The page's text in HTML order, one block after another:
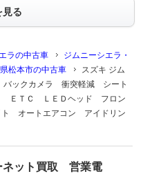
見る
ラの中古車
ジムニーシエラ・
松本市の中古車
スズキ ジム
ックカメラ 衝突軽減 シート
ＥＴＣ ＬＥＤヘッド フロン
オートエアコン アイドリン
ネット買取 営業電